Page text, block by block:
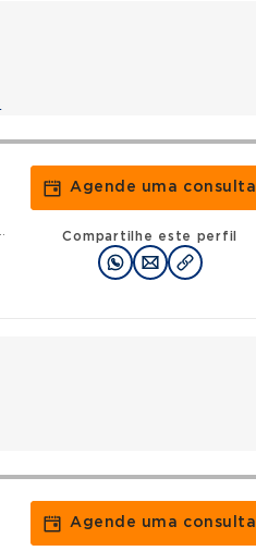
Agende uma consulta
Compartilhe este perfil
Agende uma consulta